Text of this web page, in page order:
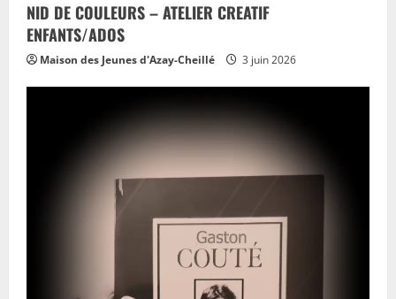
NID DE COULEURS – ATELIER CREATIF
ENFANTS/ADOS
Maison des Jeunes d'Azay-Cheillé 3 juin 2026